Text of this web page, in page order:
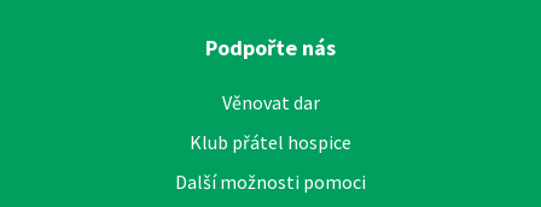
Podpořte nás
Věnovat dar
Klub přátel hospice
Další možnosti pomoci